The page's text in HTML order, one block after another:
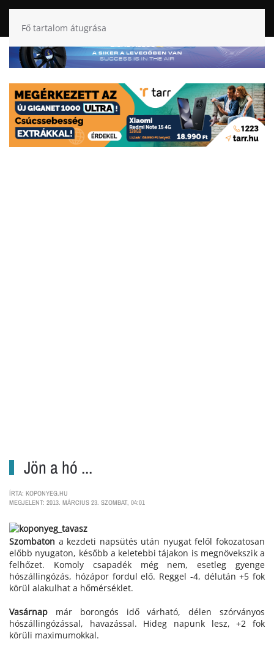
Fő tartalom átugrása
Jön a hó ...
ÍRTA: KOPONYEG.HU
MEGJELENT: 2013. MÁRCIUS 23. SZOMBAT, 04:01
Szombaton a kezdeti napsütés után nyugat felől fokozatosan
előbb nyugaton, később a keletebbi tájakon is megnövekszik a
felhőzet. Komoly csapadék még nem, esetleg gyenge
hószállingózás, hózápor fordul elő. Reggel -4, délután +5 fok
körül alakulhat a hőmérséklet.
Vasárnap már borongós idő várható, délen szórványos
hószállingózással, havazással. Hideg napunk lesz, +2 fok
körüli maximumokkal.